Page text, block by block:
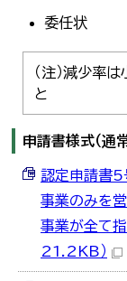
委任状
（注）減少率
と
申請書様式（通常
認定申請書5
事業のみを
事業が全て
21.2KB）